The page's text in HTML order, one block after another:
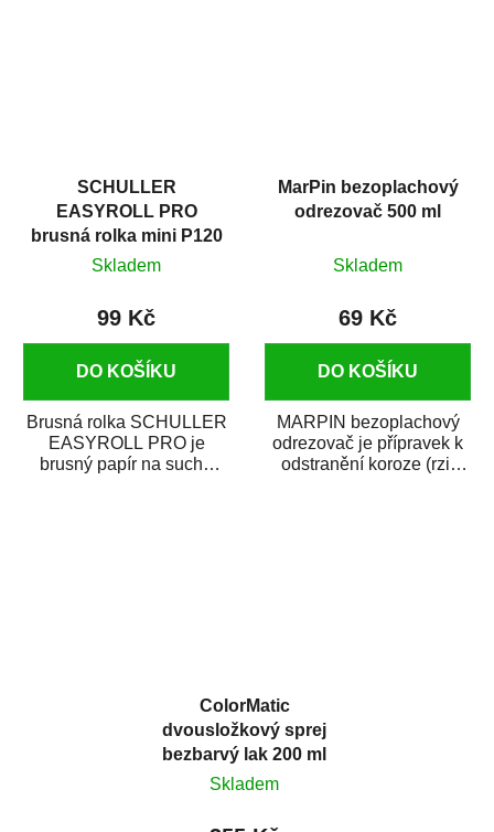
SCHULLER
EASYROLL PRO
brusná rolka mini P120
Skladem
99 Kč
DO KOŠÍKU
Brusná rolka SCHULLER
EASYROLL PRO je
brusný papír na suché
MarPin bezoplachový
odrezovač 500 ml
Skladem
69 Kč
DO KOŠÍKU
MARPIN bezoplachový
odrezovač je přípravek k
odstranění koroze (rzi)
ColorMatic
dvousložkový sprej
bezbarvý lak 200 ml
Skladem